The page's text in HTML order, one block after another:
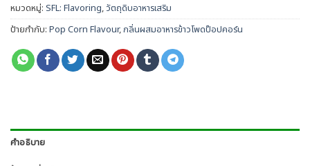
หมวดหมู่: SFL: Flavoring, วัตถุดิบอาหารเสริม
ป้ายกำกับ: Pop Corn Flavour,กลิ่นผสมอาหารข้าวโพดป็อปคอร์น
คำอธิบาย